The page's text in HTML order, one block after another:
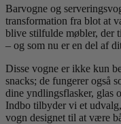
Barvogne og
transformation fra blot at
blive stilfulde møbler, der
– og som nu er en del af
Disse vogne er ikke kun
snacks; de fungerer også
dine yndlingsflasker, glas
Indbo tilbyder vi et
vogn designet til at være